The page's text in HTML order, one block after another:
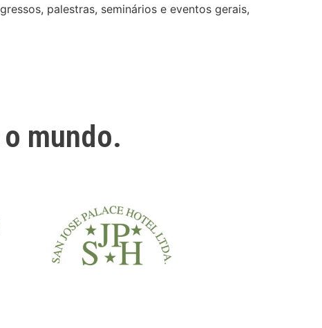
palestras, seminários e eventos gerais,
mundo.